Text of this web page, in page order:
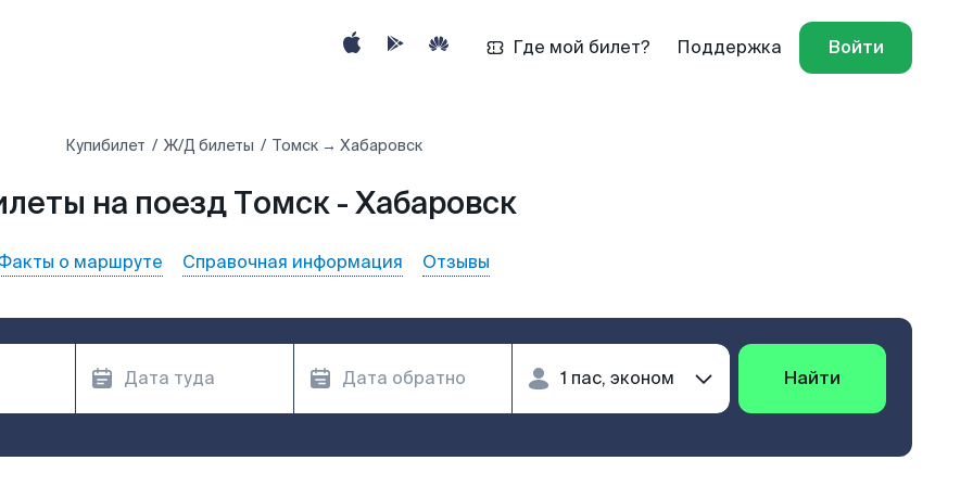
Где мой билет? Поддержка Войти
Купибилет Ж/Д билеты Томск → Хабаровск
на поезд Томск - Хабаровск
о маршруте Справочная информация Отзывы
Найти